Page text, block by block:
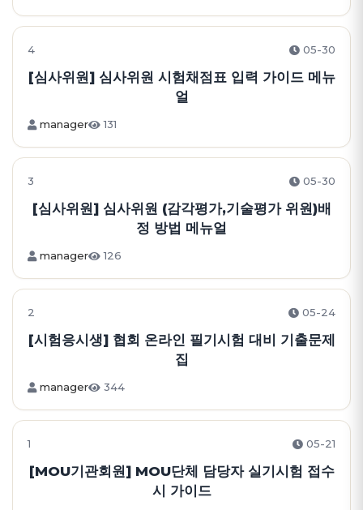
4 05-30
[심사위원] 심사위원 시험채점표 입력 가이드 메뉴
얼
manager 131
3 05-30
[심사위원] 심사위원 (감각평가,기술평가 위원)배
정 방법 메뉴얼
manager 126
2 05-24
[시험응시생] 협회 온라인 필기시험 대비 기출문제
집
manager 344
1 05-21
[MOU기관회원] MOU단체 담당자 실기시험 접수
시 가이드